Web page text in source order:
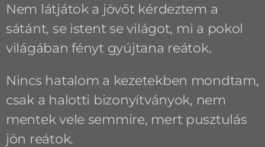
Nem látjátok a jövőt kérdeztem a
sátánt, se istent se világot, mi a pokol
világában fényt gyújtana reátok.
Nincs hatalom a kezetekben mondtam,
csak a halotti bizonyítványok, nem
mentek vele semmire, mert pusztulás
jön reátok.